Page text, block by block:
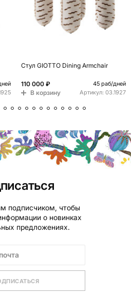
Стул GIOTTO Dining Armchair
110 000 ₽ 45 раб/дней
В корзину Артикул: 03.1927
подписчиком, чтобы
о новинках
предложениях.